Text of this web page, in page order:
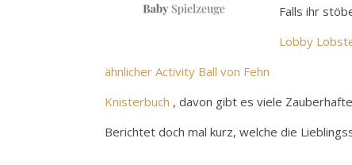
Falls ihr
Lobby
ähnlicher Activity Ball von Fehn
Knisterbuch , davon gibt es viele
Berichtet doch mal kurz, welche die